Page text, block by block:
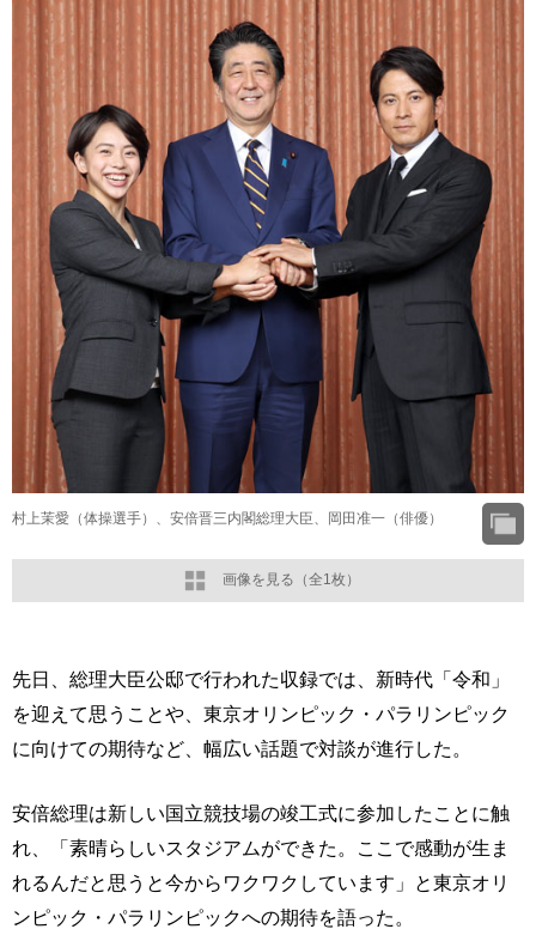
画像を見る（全1枚）
村上茉愛（体操選手）、安倍晋三内閣総理大臣、岡田准一（俳優）
先日、総理大臣公邸で行われた収録では、新時代「令和」
を迎えて思うことや、東京オリンピック・パラリンピック
に向けての期待など、幅広い話題で対談が進行した。
安倍総理は新しい国立競技場の竣工式に参加したことに触
れ、「素晴らしいスタジアムができた。ここで感動が生ま
れるんだと思うと今からワクワクしています」と東京オリ
ンピック・パラリンピックへの期待を語った。